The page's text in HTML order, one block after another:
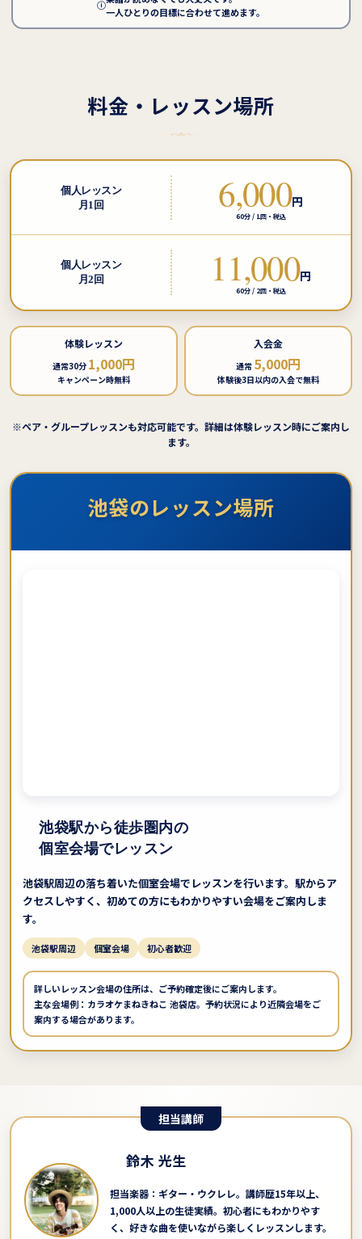
ⓘ
一人ひとりの目標に合わせて進めます。
料金・レッスン場所
個人レッスン
月1回
6,000円
60分 / 1回・税込
個人レッスン
月2回
11,000円
60分 / 2回・税込
体験レッスン
通常30分 1,000円
キャンペーン時無料
入会金
通常 5,000円
体験後3日以内の入会で無料
※ペア・グループレッスンも対応可能です。詳細は体験レッスン時にご案内し
ます。
池袋のレッスン場所
池袋駅から徒歩圏内の
個室会場でレッスン
池袋駅周辺の落ち着いた個室会場でレッスンを行います。駅からア
クセスしやすく、初めての方にもわかりやすい会場をご案内しま
す。
池袋駅周辺 個室会場 初心者歓迎
詳しいレッスン会場の住所は、ご予約確定後にご案内します。
主な会場例：カラオケまねきねこ 池袋店。予約状況により近隣会場をご
案内する場合があります。
担当講師
鈴木 光生
担当楽器：ギター・ウクレレ。講師歴15年以上、
1,000人以上の生徒実績。初心者にもわかりやす
く、好きな曲を使いながら楽しくレッスンします。